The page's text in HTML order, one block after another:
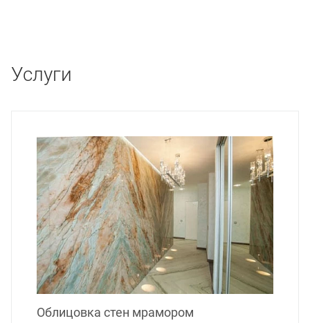
Услуги
Облицовка стен мрамором